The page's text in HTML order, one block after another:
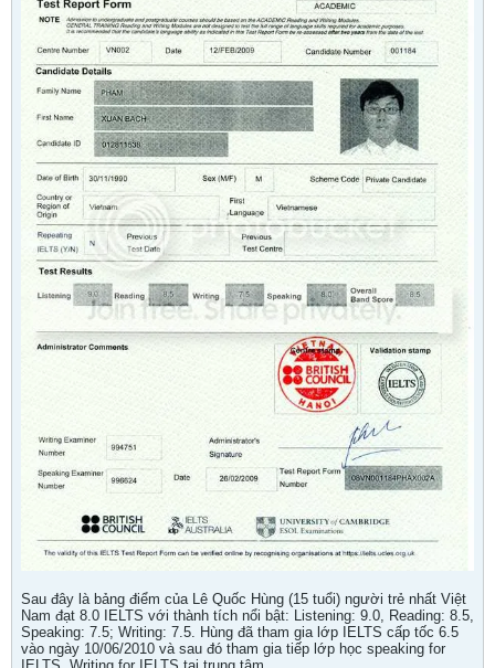
Sau đây là bảng điểm của Lê Quốc Hùng (15 tuổi) người trẻ nhất Việt
Nam đạt 8.0 IELTS với thành tích nổi bật: Listening: 9.0, Reading: 8.5,
Speaking: 7.5; Writing: 7.5. Hùng đã tham gia lớp IELTS cấp tốc 6.5
vào ngày 10/06/2010 và sau đó tham gia tiếp lớp học speaking for